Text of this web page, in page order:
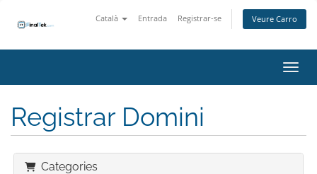
Català Entrada Registrar-se Veure Carro
Registrar Domini
Categories